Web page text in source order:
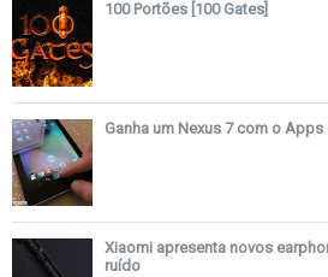
100 Portões [100 Gates]
Ganha um Nexus 7 com o
Xiaomi apresenta novos
ruído